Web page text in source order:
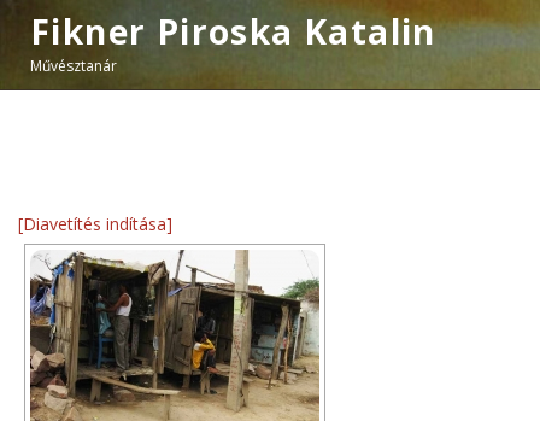
Fikner Piroska Katalin
Művésztanár
[Diavetítés indítása]